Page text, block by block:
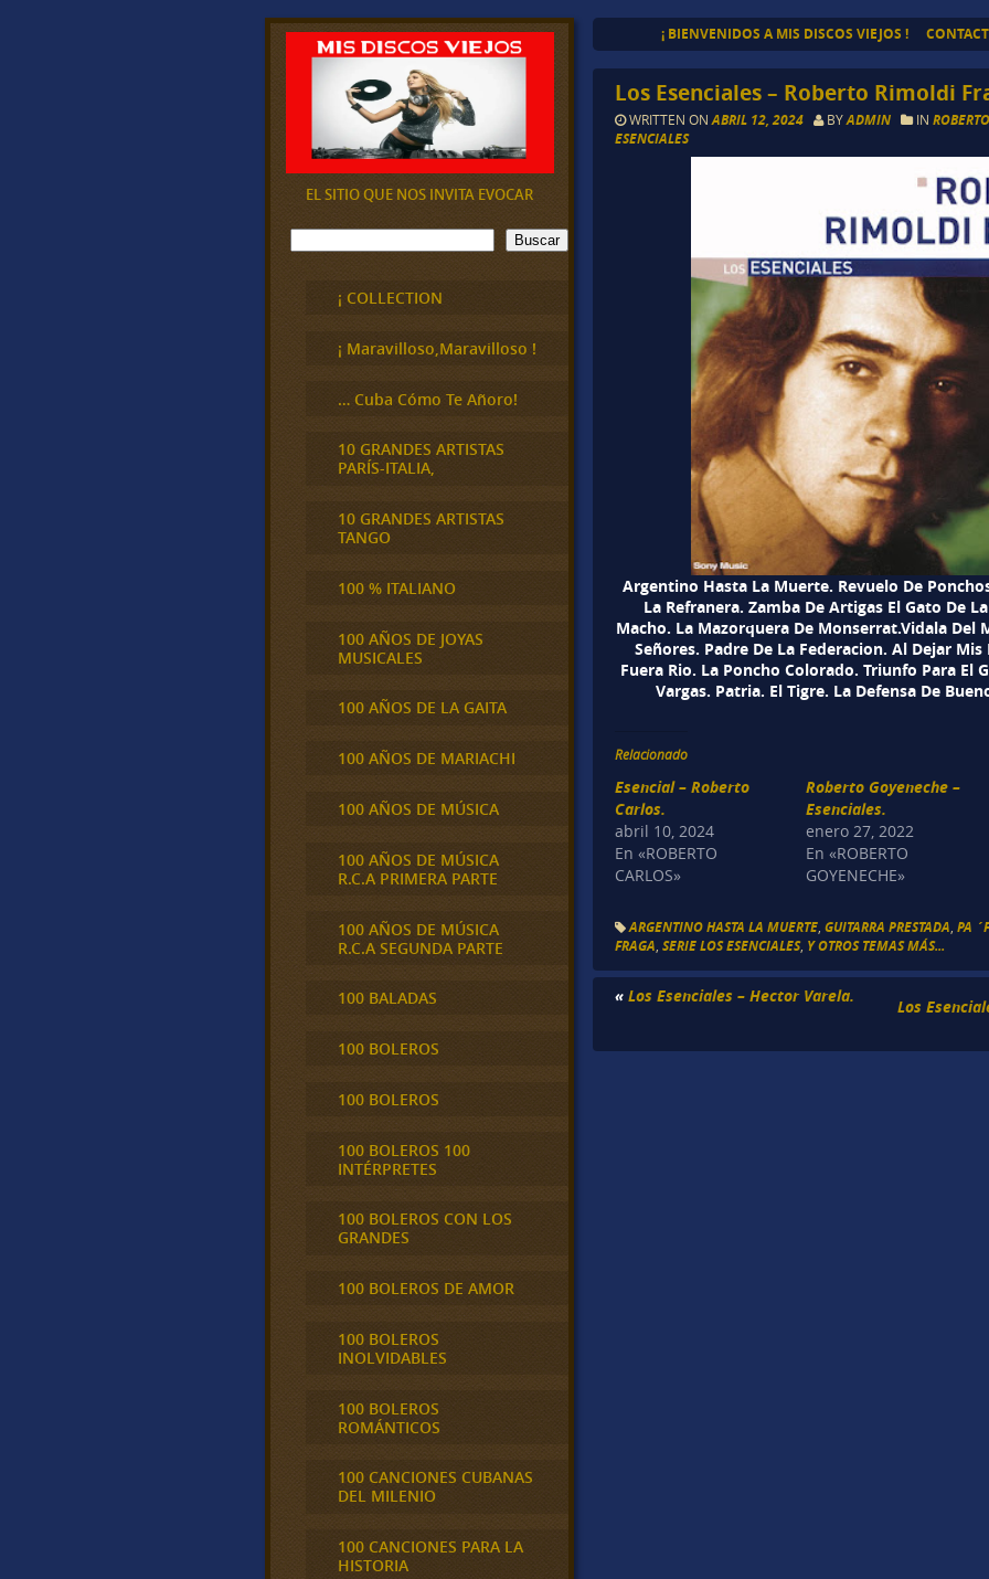
¡ BIENVENIDOS A MIS DISCOS VIEJOS !
Los Esenciales – Roberto Rimoldi
WRITTEN ONABRIL 12, 2024 BYADMIN IN
ESENCIALES
Argentino Hasta La Muerte. Revuelo De
La Refranera. Zamba De Artigas El Gato De
Macho. La Mazorquera De Monserrat.Vidala Del
Señores. Padre De La Federacion. Al Dejar
Fuera Rio. La Poncho Colorado. Triunfo Para El
Vargas. Patria. El Tigre. La Defensa De
Relacionado
Esencial – Roberto
Carlos.
abril 10, 2024
En «ROBERTO
CARLOS»
Roberto Goyeneche –
Esenciales.
enero 27, 2022
En «ROBERTO
GOYENECHE»
ARGENTINO HASTA LA MUERTE ,GUITARRA PRESTADA ,PA
FRAGA ,SERIE LOS ESENCIALES, Y OTROS TEMAS MÁS...
«Los Esenciales – Hector Varela.
Los
EL SITIO QUE NOS INVITA EVOCAR
B
u
Buscar
¡ COLLECTION
¡ Maravilloso,Maravilloso !
… Cuba Cómo Te Añoro!
10 GRANDES ARTISTAS
PARÍS-ITALIA,
10 GRANDES ARTISTAS
TANGO
100 % ITALIANO
100 AÑOS DE JOYAS
MUSICALES
100 AÑOS DE LA GAITA
100 AÑOS DE MARIACHI
100 AÑOS DE MÚSICA
100 AÑOS DE MÚSICA
R.C.A PRIMERA PARTE
100 AÑOS DE MÚSICA
R.C.A SEGUNDA PARTE
100 BALADAS
100 BOLEROS
100 BOLEROS
100 BOLEROS 100
INTÉRPRETES
100 BOLEROS CON LOS
GRANDES
100 BOLEROS DE AMOR
100 BOLEROS
INOLVIDABLES
100 BOLEROS
ROMÁNTICOS
100 CANCIONES CUBANAS
DEL MILENIO
100 CANCIONES PARA LA
HISTORIA